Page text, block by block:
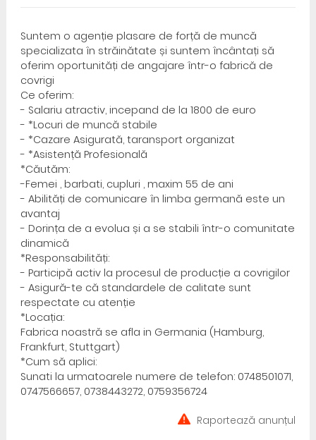
Suntem o agenție plasare de forță de muncă
specializata în străinătate și suntem încântați să
oferim oportunități de angajare într-o fabrică de
covrigi
Ce oferim:
- Salariu atractiv, incepand de la 1800 de euro
- *Locuri de muncă stabile
- *Cazare Asigurată, taransport organizat
- *Asistență Profesională
*Căutăm:
-Femei , barbati, cupluri , maxim 55 de ani
- Abilități de comunicare în limba germană este un
avantaj
- Dorința de a evolua și a se stabili într-o comunitate
dinamică
*Responsabilități:
- Participă activ la procesul de producție a covrigilor
- Asigură-te că standardele de calitate sunt
respectate cu atenție
*Locația:
Fabrica noastră se afla in Germania (Hamburg,
Frankfurt, Stuttgart)
*Cum să aplici:
Sunati la urmatoarele numere de telefon: 0748501071,
0747566657, 0738443272, 0759356724
Raportează anunțul